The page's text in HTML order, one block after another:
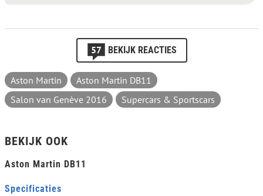
57 BEKIJK REACTIES
Aston Martin
Aston Martin DB11
Salon van Genève 2016
Supercars & Sportscars
BEKIJK OOK
Aston Martin DB11
Specificaties